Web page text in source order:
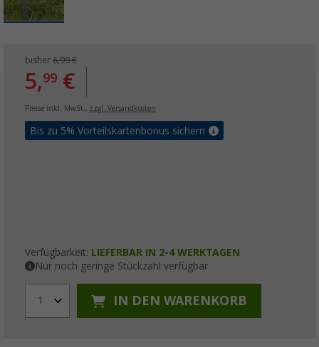
bisher 6,99 €
5,99 €
Preise inkl. MwSt., zzgl. Versandkosten
Bis zu 5% Vorteilskartenbonus sichern
Verfügbarkeit: LIEFERBAR IN 2-4 WERKTAGEN
Nur noch geringe Stückzahl verfügbar
1 IN DEN WARENKORB